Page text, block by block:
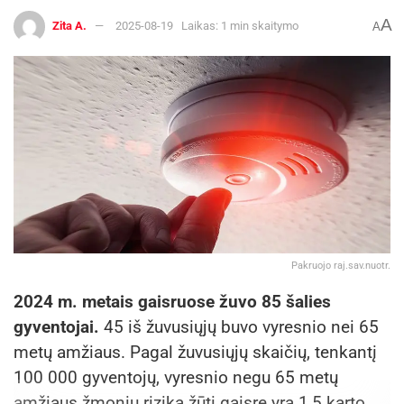
ų
seniūni
ja
a
kienė
dienis,
adieni
s
8–17
val.
p.jurgita.levicki
Mob. tel. 0 611
20153
Želvos
seniūni
ja
Dirža
uskie
nė
Antra
dienis
8–17
El.
rima.dirzaus
kiene@ukmerge
.lt
Mob. tel. 0 687
21152
Žemait
kiemio
Aušra
Grum
Antra
dienis
El.
ausra.grumci
Zita A. 2025-08-19 Laikas: 1 min skaitymo AA
Pakruojo raj.sav.nuotr.
2024 m. metais gaisruose žuvo 85 šalies
gyventojai. 45 iš žuvusiųjų buvo vyresnio nei 65
metų amžiaus. Pagal žuvusiųjų skaičių, tenkantį
100 000 gyventojų, vyresnio negu 65 metų